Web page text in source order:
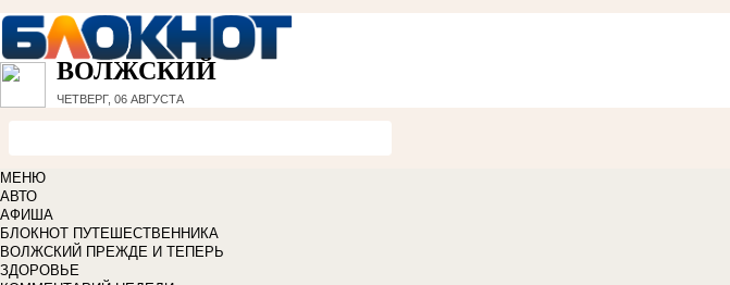
ВОЛЖСКИЙ
ЧЕТВЕРГ, 06 АВГУСТА
МЕНЮ
АВТО
АФИША
БЛОКНОТ ПУТЕШЕСТВЕННИКА
ВОЛЖСКИЙ ПРЕЖДЕ И ТЕПЕРЬ
ЗДОРОВЬЕ